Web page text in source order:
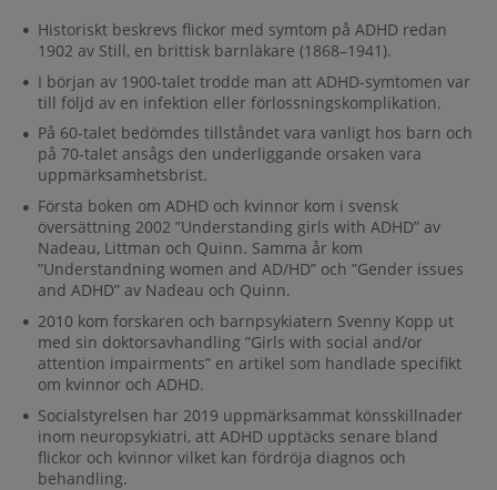
Historiskt beskrevs flickor med symtom på ADHD redan
1902 av Still, en brittisk barnläkare (1868–1941).
I början av 1900-talet trodde man att ADHD-symtomen var
till följd av en infektion eller förlossningskomplikation.
På 60-talet bedömdes tillståndet vara vanligt hos barn och
på 70-talet ansågs den underliggande orsaken vara
uppmärksamhetsbrist.
Första boken om ADHD och kvinnor kom i svensk
översättning 2002 ”Understanding girls with ADHD” av
Nadeau, Littman och Quinn. Samma år kom
”Understandning women and AD/HD” och ”Gender issues
and ADHD” av Nadeau och Quinn.
2010 kom forskaren och barnpsykiatern Svenny Kopp ut
med sin doktorsavhandling ”Girls with social and/or
attention impairments” en artikel som handlade specifikt
om kvinnor och ADHD.
Socialstyrelsen har 2019 uppmärksammat könsskillnader
inom neuropsykiatri, att ADHD upptäcks senare bland
flickor och kvinnor vilket kan fördröja diagnos och
behandling.